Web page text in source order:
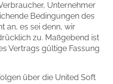
Unternehmer
Bedingungen des
an, es sei denn, wir
zu. Maßgebend ist
Vertrags gültige Fassung
über die United Soft